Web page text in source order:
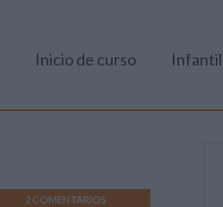
Inicio de curso Infantil
2 COMENTARIOS